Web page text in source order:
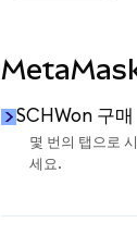
MetaMask
SCHWon 구매
몇 번의 탭으로
세요.